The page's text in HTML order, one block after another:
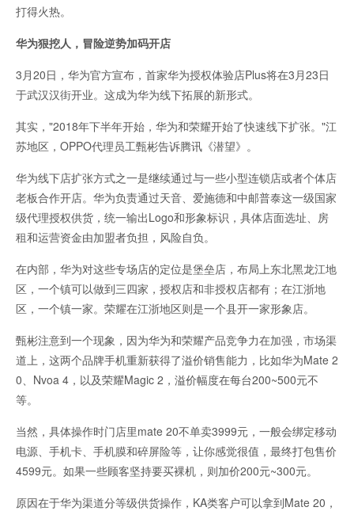
打得火热。
华为狠挖人，冒险逆势加码开店
3月20日，华为官方宣布，首家华为授权体验店Plus将在3月23日
于武汉汉街开业。这成为华为线下拓展的新形式。
其实，"2018年下半年开始，华为和荣耀开始了快速线下扩张。"江
苏地区，OPPO代理员工甄彬告诉腾讯《潜望》。
华为线下店扩张方式之一是继续通过与一些小型连锁店或者个体店
老板合作开店。华为负责通过天音、爱施德和中邮普泰这一级国家
级代理授权供货，统一输出Logo和形象标识，具体店面选址、房
租和运营资金由加盟者负担，风险自负。
在内部，华为对这些专场店的定位是堡垒店，布局上东北黑龙江地
区，一个镇可以做到三四家，授权店和非授权店都有；在江浙地
区，一个镇一家。荣耀在江浙地区则是一个县开一家形象店。
甄彬注意到一个现象，因为华为和荣耀产品竞争力在加强，市场渠
道上，这两个品牌手机重新获得了溢价销售能力，比如华为Mate 2
0、Nvoa 4，以及荣耀Magic 2，溢价幅度在每台200~500元不
等。
当然，具体操作时门店里mate 20不单卖3999元，一般会绑定移动
电源、手机卡、手机膜和碎屏险等，让你感觉很值，最终打包售价
4599元。如果一些顾客坚持要买裸机，则加价200元~300元。
原因在于华为渠道分等级供货操作，KA类客户可以拿到Mate 20，